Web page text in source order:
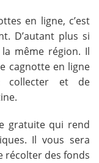
en ligne, c’est
D’autant plus si
même région. Il
cagnotte en ligne
collecter et de
gratuite qui rend
Il vous sera
récolter des fonds